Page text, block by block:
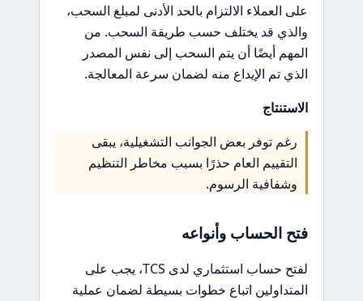
على العملاء الالتزام بالحد الأدنى لمبلغ السحب،
والذي قد يختلف حسب طريقة السحب. من
المهم أيضًا أن يتم السحب إلى نفس المصدر
الذي تم الإيداع منه لضمان سرعة المعالجة.
الاستنتاج
رغم توفر بعض الجوانب التشغيلية، يبقى
التقييم العام حذرًا بسبب مخاطر التنظيم
وشفافية الرسوم.
فتح الحساب وأنواعه
لفتح حساب استثماري لدى TCS، يجب على
المتداولين اتباع خطوات بسيطة لضمان عملية